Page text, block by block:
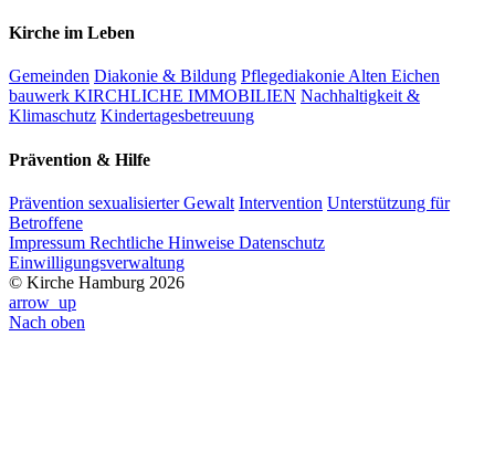
Kirche im Leben
Gemeinden Diakonie & Bildung Pflegediakonie Alten Eichen
bauwerk KIRCHLICHE IMMOBILIEN Nachhaltigkeit &
Klimaschutz Kindertagesbetreuung
Prävention & Hilfe
Prävention sexualisierter Gewalt Intervention Unterstützung für
Betroffene
Impressum Rechtliche Hinweise Datenschutz
Einwilligungsverwaltung
© Kirche Hamburg 2026
arrow_up
Nach oben